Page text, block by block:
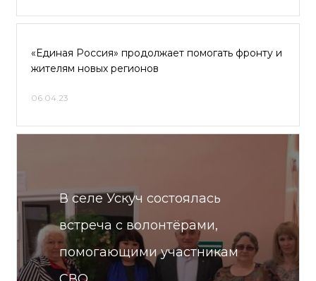
«Единая Россия» продолжает помогать фронту и
жителям новых регионов
06.04.23
В селе Ускуч состоялась
встреча с волонтёрами,
помогающими участникам